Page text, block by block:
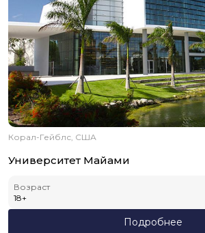
Корал-Гейблс, США
Университет Майами
Возраст
18+
Подробнее